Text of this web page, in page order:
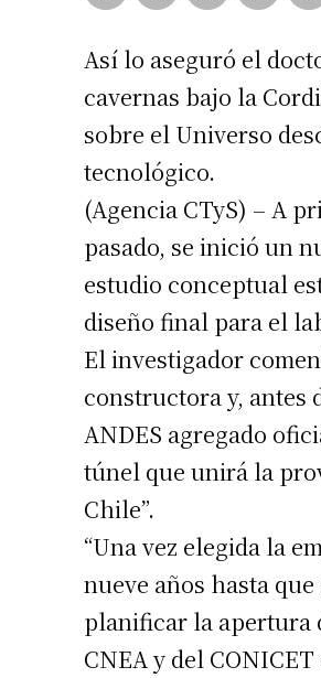
Así lo aseguró el
cavernas bajo la
sobre el Universo
tecnológico.
(Agencia CTyS) – A
pasado, se inició un
estudio conceptual
diseño final para el
El investigador
constructora y, antes
ANDES agregado
túnel que unirá la
Chile”.
“Una vez elegida la
nueve años hasta
planificar la apertura
CNEA y del